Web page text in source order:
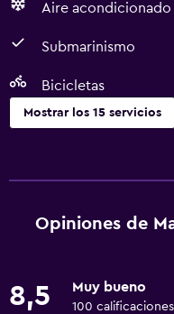
Aire acondicionado
Submarinismo
Bicicletas
Mostrar los 15 servicios
Lavandería
Bicicletas
Opiniones de
8,5 Muy bueno
100